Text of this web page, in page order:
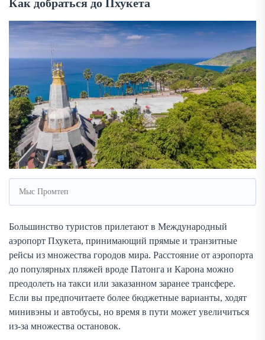
Как добраться до Пхукета
Мыс Промтеп
Большинство туристов прилетают в Международный
аэропорт Пхукета, принимающий прямые и транзитные
рейсы из множества городов мира. Расстояние от аэропорта
до популярных пляжей вроде Патонга и Карона можно
преодолеть на такси или заказанном заранее трансфере.
Если вы предпочитаете более бюджетные варианты, ходят
минивэны и автобусы, но время в пути может увеличиться
из-за множества остановок.